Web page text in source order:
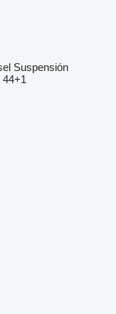
Suspensión
44+1